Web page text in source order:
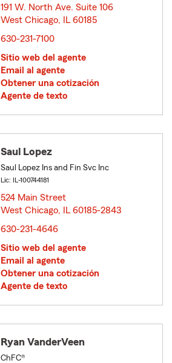
191 W. North Ave. Suite 106
West Chicago, IL 60185
630-231-7100
Sitio web del agente
Email al agente
Obtener una cotización
Agente de texto
Saul Lopez
Saul Lopez Ins and Fin Svc Inc
Lic: IL-100744181
524 Main Street
West Chicago, IL 60185-2843
630-231-4646
Sitio web del agente
Email al agente
Obtener una cotización
Agente de texto
Ryan VanderVeen
ChFC®